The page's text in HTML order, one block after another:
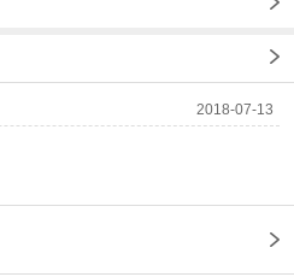
2018-07-13